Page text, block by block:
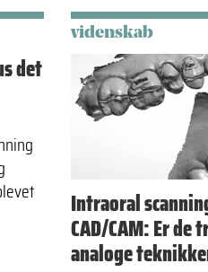
det
videnskab
Intraoral
CAD/CAM: Er
analoge